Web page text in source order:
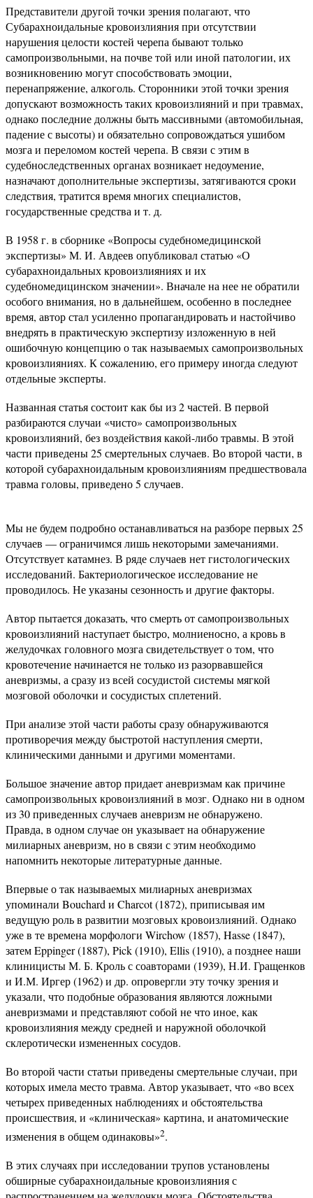
Представители другой точки зрения полагают, что
Субарахноидальные кровоизлияния при отсутствии
нарушения целости костей черепа бывают только
самопроизвольными, на почве той или иной патологии, их
возникновению могут способствовать эмоции,
перенапряжение, алкоголь. Сторонники этой точки зрения
допускают возможность таких кровоизлияний и при травмах,
однако последние должны быть массивными (автомобильная,
падение с высоты) и обязательно сопровождаться ушибом
мозга и переломом костей черепа. В связи с этим в
судебноследственных органах возникает недоумение,
назначают дополнительные экспертизы, затягиваются сроки
следствия, тратится время многих специалистов,
государственные средства и т. д.
В 1958 г. в сборнике «Вопросы судебномедицинской
экспертизы» М. И. Авдеев опубликовал статью «О
субарахноидальных кровоизлияниях и их
судебномедицинском значении». Вначале на нее не обратили
особого внимания, но в дальнейшем, особенно в последнее
время, автор стал усиленно пропагандировать и настойчиво
внедрять в практическую экспертизу изложенную в ней
ошибочную концепцию о так называемых самопроизвольных
кровоизлияниях. К сожалению, его примеру иногда следуют
отдельные эксперты.
Названная статья состоит как бы из 2 частей. В первой
разбираются случаи «чисто» самопроизвольных
кровоизлияний, без воздействия какой-либо травмы. В этой
части приведены 25 смертельных случаев. Во второй части, в
которой субарахноидальным кровоизлияниям предшествовала
травма головы, приведено 5 случаев.
Мы не будем подробно останавливаться на разборе первых 25
случаев — ограничимся лишь некоторыми замечаниями.
Отсутствует катамнез. В ряде случаев нет гистологических
исследований. Бактериологическое исследование не
проводилось. Не указаны сезонность и другие факторы.
Автор пытается доказать, что смерть от самопроизвольных
кровоизлияний наступает быстро, молниеносно, а кровь в
желудочках головного мозга свидетельствует о том, что
кровотечение начинается не только из разорвавшейся
аневризмы, а сразу из всей сосудистой системы мягкой
мозговой оболочки и сосудистых сплетений.
При анализе этой части работы сразу обнаруживаются
противоречия между быстротой наступления смерти,
клиническими данными и другими моментами.
Большое значение автор придает аневризмам как причине
самопроизвольных кровоизлияний в мозг. Однако ни в одном
из 30 приведенных случаев аневризм не обнаружено.
Правда, в одном случае он указывает на обнаружение
милиарных аневризм, но в связи с этим необходимо
напомнить некоторые литературные данные.
Впервые о так называемых милиарных аневризмах
упоминали Bouchard и Charcot (1872), приписывая им
ведущую роль в развитии мозговых кровоизлияний. Однако
уже в те времена морфологи Wirchow (1857), Hasse (1847),
затем Eppinger (1887), Pick (1910), Ellis (1910), а позднее наши
клиницисты М. Б. Кроль с соавторами (1939), Н.И. Гращенков
и И.М. Иргер (1962) и др. опровергли эту точку зрения и
указали, что подобные образования являются ложными
аневризмами и представляют собой не что иное, как
кровоизлияния между средней и наружной оболочкой
склеротически измененных сосудов.
Во второй части статьи приведены смертельные случаи, при
которых имела место травма. Автор указывает, что «во всех
четырех приведенных наблюдениях и обстоятельства
происшествия, и «клиническая» картина, и анатомические
изменения в общем одинаковы»2.
В этих случаях при исследовании трупов установлены
обширные субарахноидальные кровоизлияния с